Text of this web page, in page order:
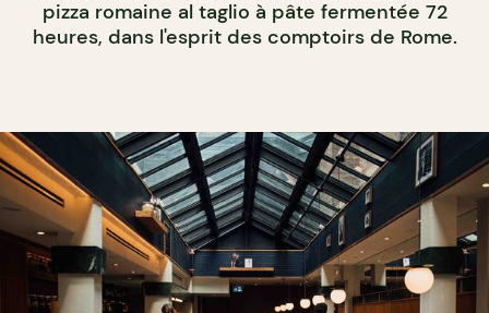
pizza romaine al taglio à pâte fermentée 72
heures, dans l'esprit des comptoirs de Rome.